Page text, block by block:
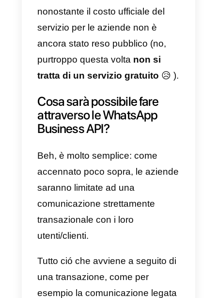
modica cifra di16 miliardi di
dollari.
La decisione è ulteriormente
motivata dal calo di utenti (circa 3
milioni) registrato dal social
network nei primi 3 trimestri del
seguito allo scandalo di
Cambridge Analytica, il quale ha
causato una perdita di 120
miliardi di dollari nella valutazione
azionaria dell’azienda.
Nonostante Zuckerberg abbia
sempre solo connotato il